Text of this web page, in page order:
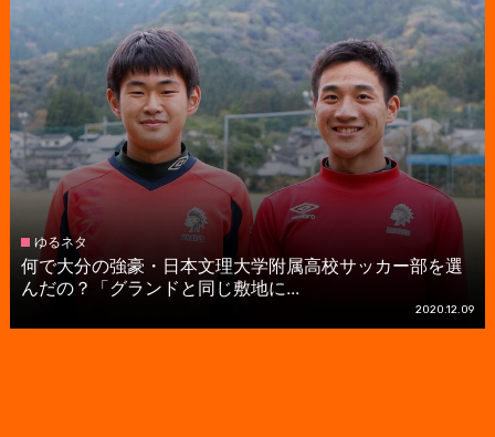
ゆるネタ
何で大分の強豪・日本文理大学附属高校サッカー部を選
んだの？「グランドと同じ敷地に...
2020.12.09